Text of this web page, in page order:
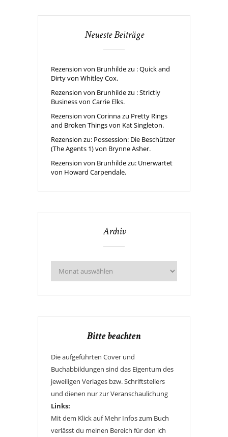
Neueste Beiträge
Rezension von Brunhilde zu : Quick and
Dirty von Whitley Cox.
Rezension von Brunhilde zu : Strictly
Business von Carrie Elks.
Rezension von Corinna zu Pretty Rings
and Broken Things von Kat Singleton.
Rezension zu: Possession: Die Beschützer
(The Agents 1) von Brynne Asher.
Rezension von Brunhilde zu: Unerwartet
von Howard Carpendale.
Archiv
Bitte beachten
Die aufgeführten Cover und
Buchabbildungen sind das Eigentum des
jeweiligen Verlages bzw. Schriftstellers
und dienen nur zur Veranschaulichung
Links:
Mit dem Klick auf Mehr Infos zum Buch
verlässt du meinen Bereich für den ich